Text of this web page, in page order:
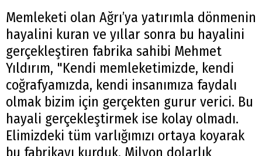
Memleketi olan Ağrı’ya yatırımla dönmenin
hayalini kuran ve yıllar sonra bu hayalini
gerçekleştiren fabrika sahibi Mehmet
Yıldırım, "Kendi memleketimizde, kendi
coğrafyamızda, kendi insanımıza faydalı
olmak bizim için gerçekten gurur verici. Bu
hayali gerçekleştirmek ise kolay olmadı.
Elimizdeki tüm varlığımızı ortaya koyarak
bu fabrikayı kurduk. Milyon dolarlık